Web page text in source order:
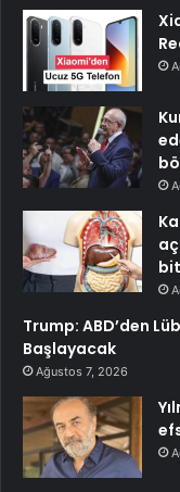
Trump: ABD’den
Başlayacak
Ağustos 7, 2026